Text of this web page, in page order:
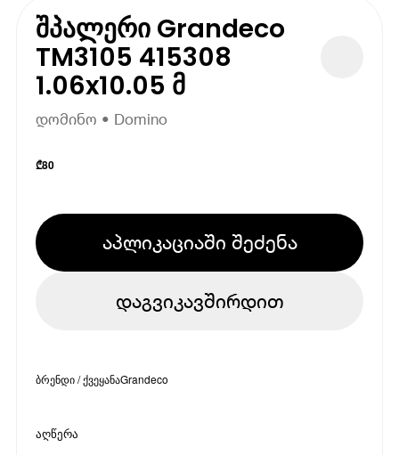
შპალერი Grandeco
TM3105 415308
1.06x10.05 მ
დომინო • Domino
₾80
აპლიკაციაში შეძენა
დაგვიკავშირდით
ბრენდი / ქვეყანაGrandeco
აღწერა